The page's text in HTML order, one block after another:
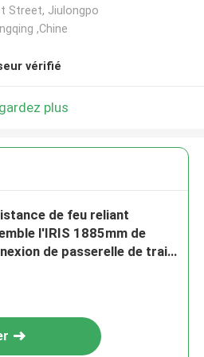
Street, Jiulongpo
,Chine
vérifié
plus
de feu reliant
l'IRIS 1885mm de
de passerelle de train